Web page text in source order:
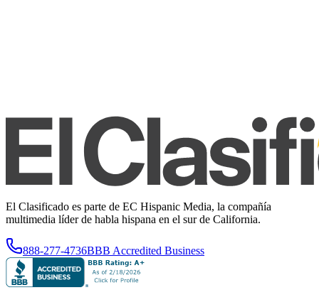
El Clasificado es parte de EC Hispanic Media, la compañía
multimedia líder de habla hispana en el sur de California.
888-277-4736BBB Accredited Business